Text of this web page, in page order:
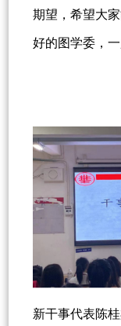
期望，希望大
好的图学委，
新干事代表陈